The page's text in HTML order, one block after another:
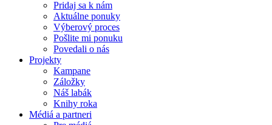
Pridaj sa k nám
Aktuálne ponuky
Výberový proces
Pošlite mi ponuku
Povedali o nás
Projekty
Kampane
Záložky
Náš labák
Knihy roka
Médiá a partneri